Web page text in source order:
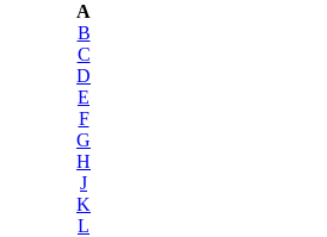
A
B
C
D
E
F
G
H
J
K
L